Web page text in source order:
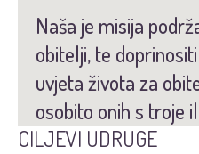
Naša je misija
obitelji, te
uvjeta života za
osobito onih s troje
CILJEVI UDRUGE